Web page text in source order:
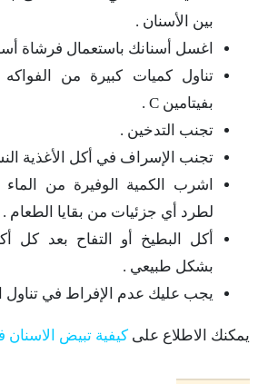
بين الأسنان .
اغسل أسنانك باستعمال فرشاة
تناول كميات كبيرة من الفواكه
بفيتامين C .
تجنب التدخين .
تجنب الإسراف في أكل الأغذية
اشرب الكمية الوفيرة من
لطرد أي جزئيات من بقايا الطعام .
أكل البطيخ أو التفاح بعد كل
بشكل طبيعي .
يجب عليك عدم الإفراط في تناول
يمكنك الاطلاع على كيفية تبيض